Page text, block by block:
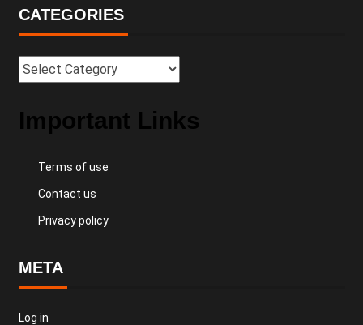
CATEGORIES
Important Links
Terms of use
Contact us
Privacy policy
META
Log in